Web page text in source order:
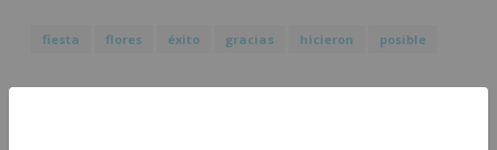
fiesta flores éxito gracias hicieron posible